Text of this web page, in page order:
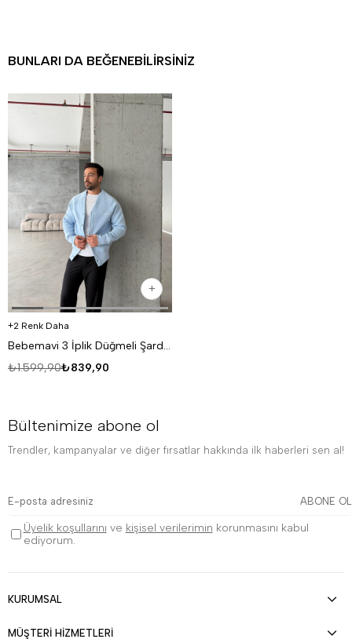
BUNLARI DA BEĞENEBILIRSINIZ
2 Renk Daha
Bebemavi 3 İplik Düğmeli Şardonlu DISORDER Baskılı Hırka VS
₺839,90
₺1.599,90
Bültenimize abone ol
Trendler, kampanyalar ve diğer fırsatlar hakkında ilk haberleri sen al!
ABONE OL
Üyelik koşullarını ve kişisel verilerimin korunmasını kabul
ediyorum.
KURUMSAL
MÜŞTERİ HİZMETLERİ